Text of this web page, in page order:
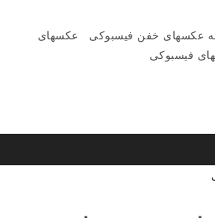
عکسهای خفن فیسبوکی عکسهای
فیسبوکی